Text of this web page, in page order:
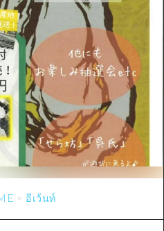
/ เทศกาล
ลิศ / สุรา
าน
Hiroshima
มชิ โมชิ ทราเวล
มืองฮิโรชิม่า
ทาง
เมืองฮิโรชิม่า
กาล
ะโยชน์
อีเว้นท์